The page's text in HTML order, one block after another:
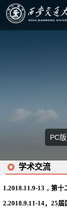
学术交流
1.2018.11.9-13， 第十
2.2018.9.11-14，25
PC版